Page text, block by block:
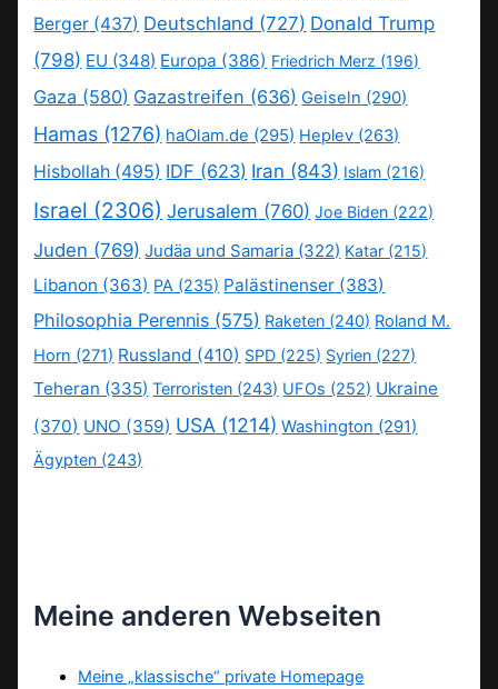
Berger (437) Deutschland (727) Donald Trump
(798) EU (348) Europa (386) Friedrich Merz (196)
Gaza (580) Gazastreifen (636) Geiseln (290)
Hamas (1276) haOlam.de (295) Heplev (263)
Hisbollah (495) IDF (623) Iran (843) Islam (216)
Israel (2306) Jerusalem (760) Joe Biden (222)
Juden (769) Judäa und Samaria (322) Katar (215)
Libanon (363) PA (235) Palästinenser (383)
Philosophia Perennis (575) Raketen (240) Roland M.
Horn (271) Russland (410) SPD (225) Syrien (227)
Teheran (335) Terroristen (243) UFOs (252) Ukraine
(370) UNO (359) USA (1214) Washington (291)
Ägypten (243)
Meine anderen Webseiten
Meine „klassische“ private Homepage